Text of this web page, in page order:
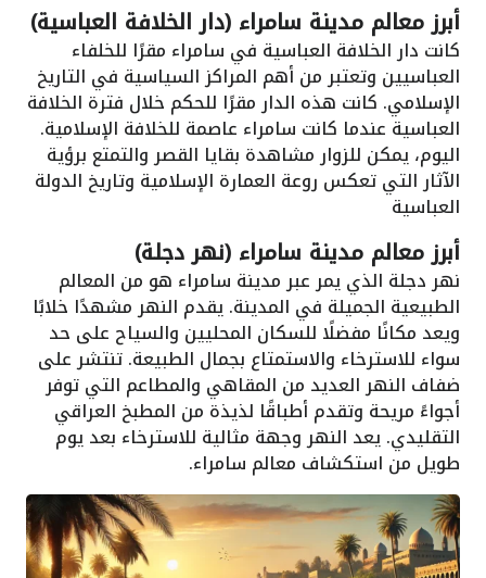
أبرز معالم مدينة سامراء (دار الخلافة العباسية)
كانت دار الخلافة العباسية في سامراء مقرًا للخلفاء
العباسيين وتعتبر من أهم المراكز السياسية في التاريخ
الإسلامي. كانت هذه الدار مقرًا للحكم خلال فترة الخلافة
العباسية عندما كانت سامراء عاصمة للخلافة الإسلامية.
اليوم، يمكن للزوار مشاهدة بقايا القصر والتمتع برؤية
الآثار التي تعكس روعة العمارة الإسلامية وتاريخ الدولة
العباسية
أبرز معالم مدينة سامراء (نهر دجلة)
نهر دجلة الذي يمر عبر مدينة سامراء هو من المعالم
الطبيعية الجميلة في المدينة. يقدم النهر مشهدًا خلابًا
ويعد مكانًا مفضلًا للسكان المحليين والسياح على حد
سواء للاسترخاء والاستمتاع بجمال الطبيعة. تنتشر على
ضفاف النهر العديد من المقاهي والمطاعم التي توفر
أجواءً مريحة وتقدم أطباقًا لذيذة من المطبخ العراقي
التقليدي. يعد النهر وجهة مثالية للاسترخاء بعد يوم
طويل من استكشاف معالم سامراء.